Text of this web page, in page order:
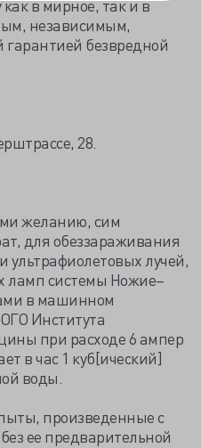
в мирное, так и в
независимым,
безвредной
28.
желанию, сим
для обеззараживания
лучей,
ламп системы Ножие–
в машинном
Института
при расходе 6 ампер
в час 1 куб[ический]
воды.
произведенные с
ее предварительной